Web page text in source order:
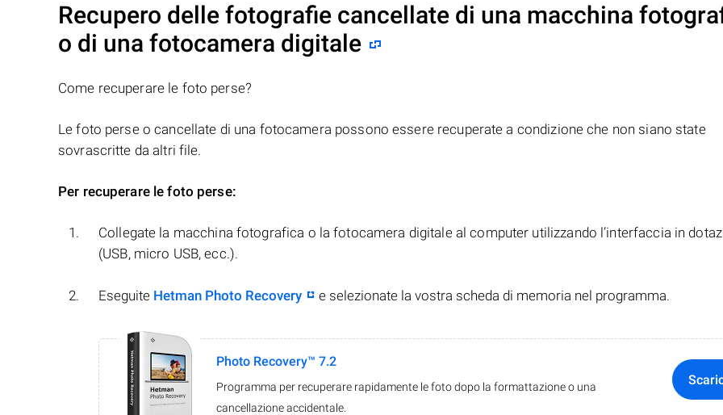
Recupero delle fotografie cancellate di una macchina
o di una fotocamera digitale
Come recuperare le foto perse?
Le foto perse o cancellate di una fotocamera possono essere recuperate a condizione che non siano state
sovrascritte da altri file.
Per recuperare le foto perse:
Collegate la macchina fotografica o la fotocamera digitale al computer utilizzando l’interfaccia in
(USB, micro USB, ecc.).
Eseguite Hetman Photo Recovery e selezionate la vostra scheda di memoria nel programma.
Photo Recovery™ 7.2
Programma per recuperare rapidamente le foto dopo la formattazione o una
cancellazione accidentale.